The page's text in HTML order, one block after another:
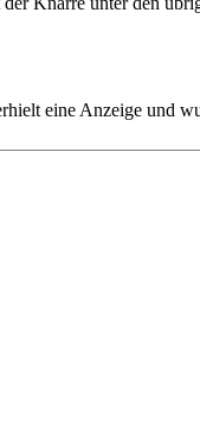
eine Anzeige und